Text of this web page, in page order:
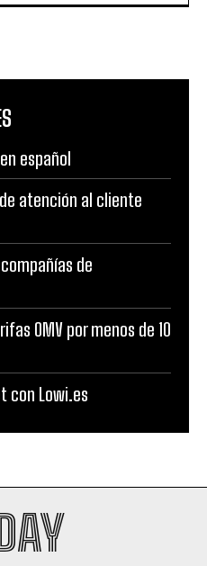
español
atención al cliente
de
OMV por menos de 10
con Lowi.es